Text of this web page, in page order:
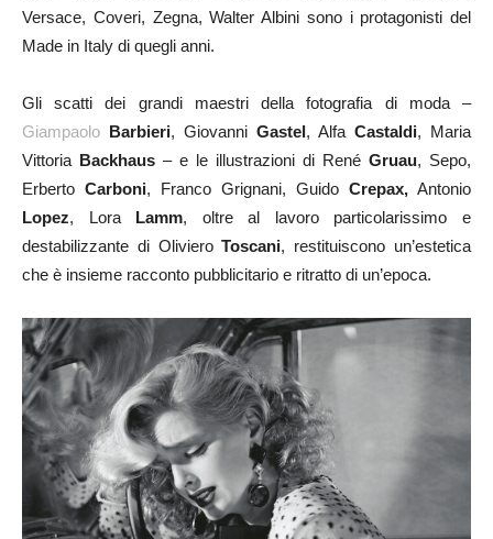
Versace, Coveri, Zegna, Walter Albini sono i protagonisti del
Made in Italy di quegli anni.
Gli scatti dei grandi maestri della fotografia di moda –
Giampaolo Barbieri, Giovanni Gastel, Alfa Castaldi, Maria
Vittoria Backhaus – e le illustrazioni di René Gruau, Sepo,
Erberto Carboni, Franco Grignani, Guido Crepax, Antonio
Lopez, Lora Lamm, oltre al lavoro particolarissimo e
destabilizzante di OlivieroToscani, restituiscono un’estetica
che è insieme racconto pubblicitario e ritratto di un’epoca.